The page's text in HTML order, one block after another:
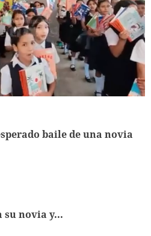
baile de una novia
su novia y...